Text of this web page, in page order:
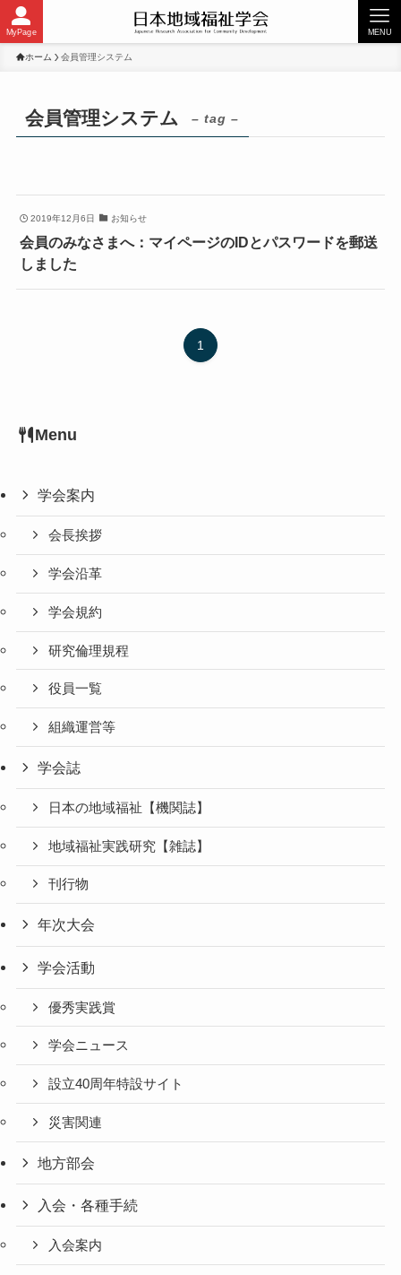
MyPage MENU
ホーム 会員管理システム
会員管理システム – tag –
2019年12月6日 お知らせ
会員のみなさまへ：マイページのIDとパスワードを郵送
しました
1
Menu
学会案内
会長挨拶
学会沿革
学会規約
研究倫理規程
役員一覧
組織運営等
学会誌
日本の地域福祉【機関誌】
地域福祉実践研究【雑誌】
刊行物
年次大会
学会活動
優秀実践賞
学会ニュース
設立40周年特設サイト
災害関連
地方部会
入会・各種手続
入会案内